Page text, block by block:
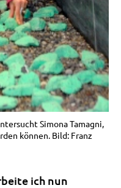
Simona Tamagni,
können. Bild: Franz
ich nun